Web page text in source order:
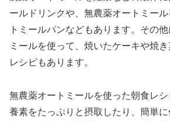
ールドリンクや、無農薬オートミー
トミールパンなどもあります。その
ミールを使って、焼いたケーキや焼
レシピもあります。
無農薬オートミールを使った朝食レ
養素をたっぷりと摂取したり、簡単